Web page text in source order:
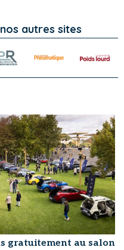
autres sites
gratuitement au salon